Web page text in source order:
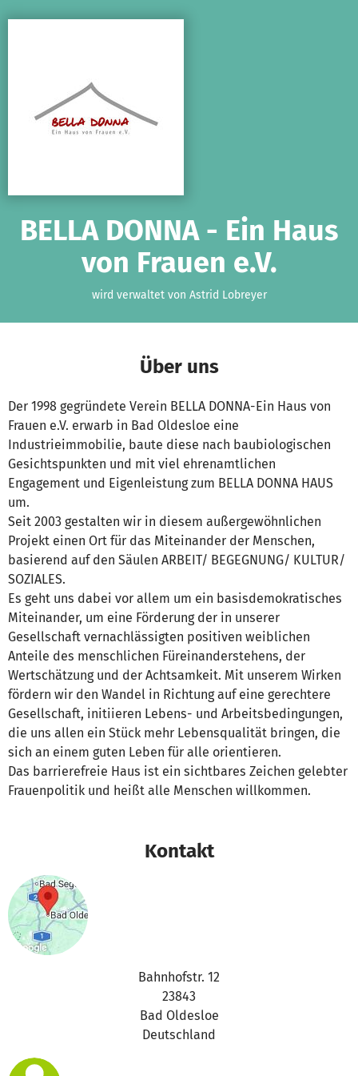
BELLA DONNA - Ein Haus
von Frauen e.V.
wird verwaltet von Astrid Lobreyer
Über uns
Der 1998 gegründete Verein BELLA DONNA-Ein Haus von
Frauen e.V. erwarb in Bad Oldesloe eine
Industrieimmobilie, baute diese nach baubiologischen
Gesichtspunkten und mit viel ehrenamtlichen
Engagement und Eigenleistung zum BELLA DONNA HAUS
um.
Seit 2003 gestalten wir in diesem außergewöhnlichen
Projekt einen Ort für das Miteinander der Menschen,
basierend auf den Säulen ARBEIT/ BEGEGNUNG/ KULTUR/
SOZIALES.
Es geht uns dabei vor allem um ein basisdemokratisches
Miteinander, um eine Förderung der in unserer
Gesellschaft vernachlässigten positiven weiblichen
Anteile des menschlichen Füreinanderstehens, der
Wertschätzung und der Achtsamkeit. Mit unserem Wirken
fördern wir den Wandel in Richtung auf eine gerechtere
Gesellschaft, initiieren Lebens- und Arbeitsbedingungen,
die uns allen ein Stück mehr Lebensqualität bringen, die
sich an einem guten Leben für alle orientieren.
Das barrierefreie Haus ist ein sichtbares Zeichen gelebter
Frauenpolitik und heißt alle Menschen willkommen.
Kontakt
Bahnhofstr. 12
23843
Bad Oldesloe
Deutschland